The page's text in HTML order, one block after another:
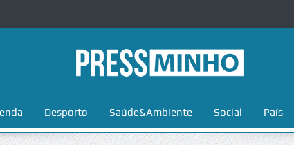
Desporto Saúde&Ambiente Social País